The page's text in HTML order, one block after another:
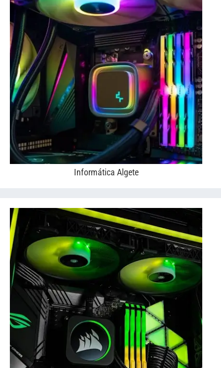
Informática Algete